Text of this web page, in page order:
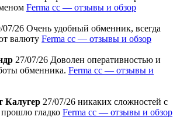
Ferma cc — отзывы и обзор
07/26 Очень удобный обменник, всегда
валюту Ferma cc — отзывы и обзор
27/07/26 Доволен оперативностью и
обменника. Ferma cc — отзывы и
Калугер 27/07/26 никаких сложностей с
гладко Ferma cc — отзывы и обзор